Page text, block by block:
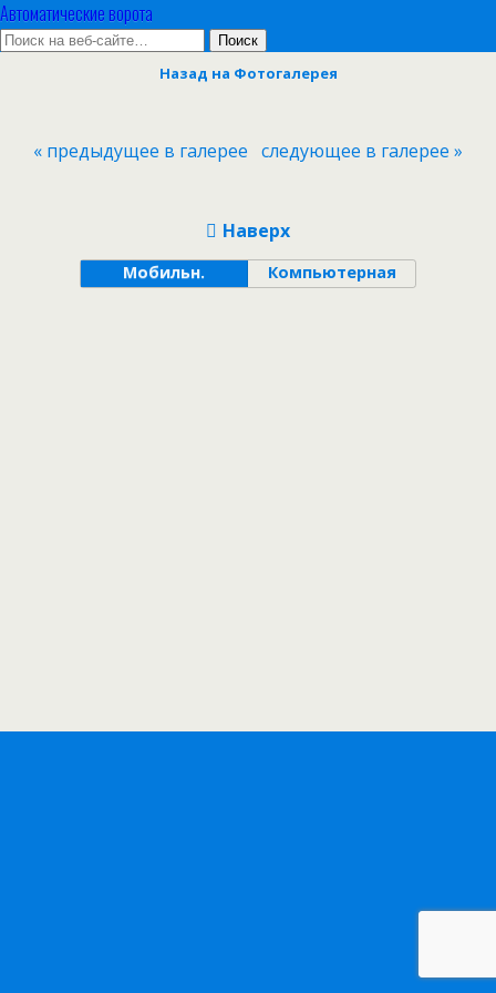
Автоматические ворота
Назад на Фотогалерея
« предыдущее в галерее следующее в галерее »
Наверх
Мобильн. Компьютерная